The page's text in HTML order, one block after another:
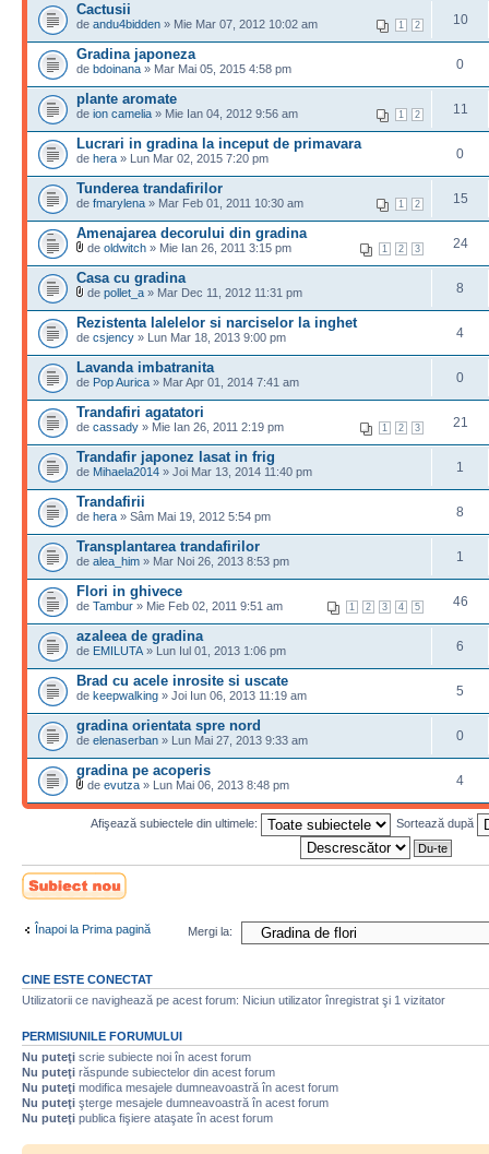
Cactusii
1 2
de andu4bidden » Mie Mar 07, 2012 10:02 am 10
Gradina japoneza
de bdoinana » Mar Mai 05, 2015 4:58 pm 0
plante aromate
1 2
de ion camelia » Mie Ian 04, 2012 9:56 am 11
Lucrari in gradina la inceput de primavara
de hera » Lun Mar 02, 2015 7:20 pm 0
Tunderea trandafirilor
1 2
de fmarylena » Mar Feb 01, 2011 10:30 am 15
Amenajarea decorului din gradina
1 2 3
de oldwitch » Mie Ian 26, 2011 3:15 pm 24
Casa cu gradina
de pollet_a » Mar Dec 11, 2012 11:31 pm 8
Rezistenta lalelelor si narciselor la inghet
de csjency » Lun Mar 18, 2013 9:00 pm 4
Lavanda imbatranita
de Pop Aurica » Mar Apr 01, 2014 7:41 am 0
Trandafiri agatatori
1 2 3
de cassady » Mie Ian 26, 2011 2:19 pm 21
Trandafir japonez lasat in frig
de Mihaela2014 » Joi Mar 13, 2014 11:40 pm 1
Trandafirii
de hera » Sâm Mai 19, 2012 5:54 pm 8
Transplantarea trandafirilor
de alea_him » Mar Noi 26, 2013 8:53 pm 1
Flori in ghivece
1 2 3 4 5
de Tambur » Mie Feb 02, 2011 9:51 am 46
azaleea de gradina
de EMILUTA » Lun Iul 01, 2013 1:06 pm 6
Brad cu acele inrosite si uscate
de keepwalking » Joi Iun 06, 2013 11:19 am 5
gradina orientata spre nord
de elenaserban » Lun Mai 27, 2013 9:33 am 0
gradina pe acoperis
de evutza » Lun Mai 06, 2013 8:48 pm 4
Afişează subiectele din ultimele: Sortează după
Scrie un subiect
nou
Înapoi la Prima pagină Mergi la:
CINE ESTE CONECTAT
Utilizatorii ce navighează pe acest forum: Niciun utilizator înregistrat şi 1 vizitator
PERMISIUNILE FORUMULUI
Nu puteţi scrie subiecte noi în acest forum
Nu puteţi răspunde subiectelor din acest forum
Nu puteţi modifica mesajele dumneavoastră în acest forum
Nu puteţi şterge mesajele dumneavoastră în acest forum
Nu puteţi publica fişiere ataşate în acest forum